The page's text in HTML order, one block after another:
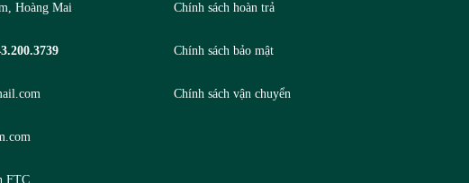
Hoàng Mai
FTC
Chính sách hoàn trả
Chính sách bảo mật
Chính sách vận chuyển